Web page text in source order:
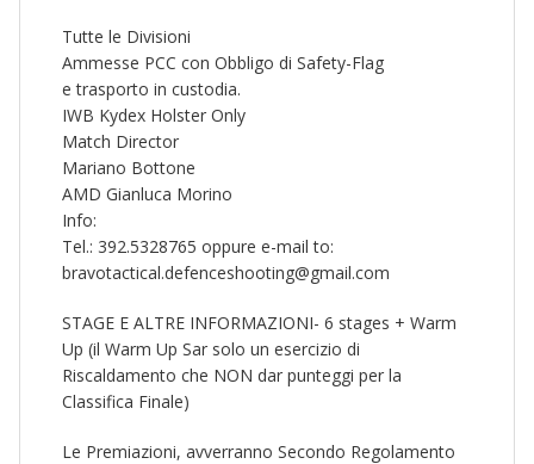
Tutte le Divisioni
Ammesse PCC con Obbligo di Safety-Flag
e trasporto in custodia.
IWB Kydex Holster Only
Match Director
Mariano Bottone
AMD Gianluca Morino
Info:
Tel.: 392.5328765 oppure e-mail to:
bravotactical.defenceshooting@gmail.com
STAGE E ALTRE INFORMAZIONI- 6 stages + Warm
Up (il Warm Up Sar solo un esercizio di
Riscaldamento che NON dar punteggi per la
Classifica Finale)
Le Premiazioni, avverranno Secondo Regolamento